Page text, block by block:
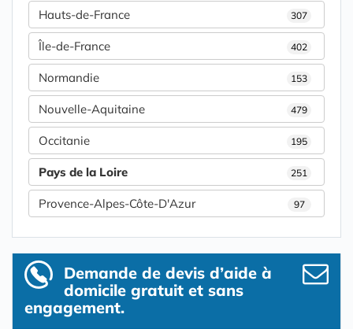
Hauts-de-France 307
Île-de-France 402
Normandie 153
Nouvelle-Aquitaine 479
Occitanie 195
Pays de la Loire 251
Provence-Alpes-Côte-D'Azur 97
Demande de devis d’aide à
domicile gratuit et sans
engagement.